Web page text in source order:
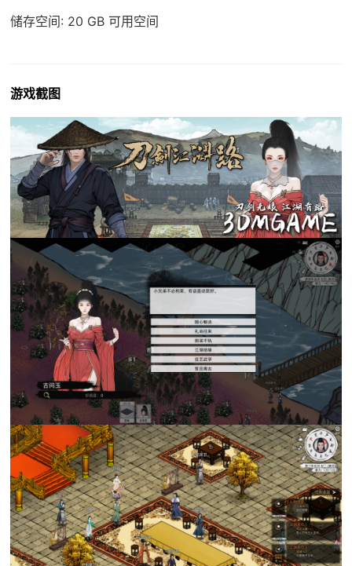
储存空间: 20 GB 可用空间
游戏截图